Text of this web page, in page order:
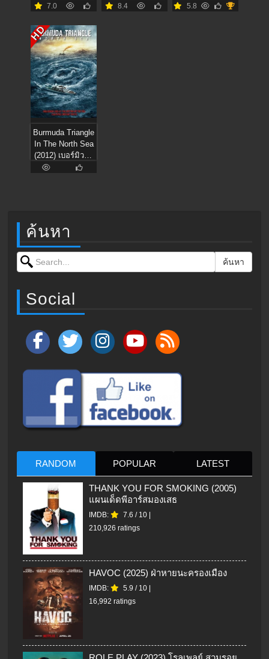
7.0 8.4
พิโรธ
5.8
HD
Burmuda Triangle
In The North Sea
(2012) เบอร์มิวด้า
หักแผนคว่ำนรก
ค้นหา
Search for: ค้นหา
Social
RANDOM POPULAR LATEST
THANK YOU FOR SMOKING (2005)
แผนเด็ดพีอาร์สมองเสธ
IMDB: 7.6 / 10
210,926 ratings
HAVOC (2025) ฝ่าหายนะครองเมือง
IMDB: 5.9 / 10
16,992 ratings